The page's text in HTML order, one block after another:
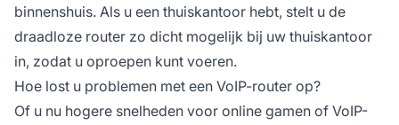
binnenshuis. Als u een thuiskantoor hebt, stelt u de
draadloze router zo dicht mogelijk bij uw thuiskantoor
in, zodat u oproepen kunt voeren.
Hoe lost u problemen met een VoIP-router op?
Of u nu hogere snelheden voor online gamen of VoIP-